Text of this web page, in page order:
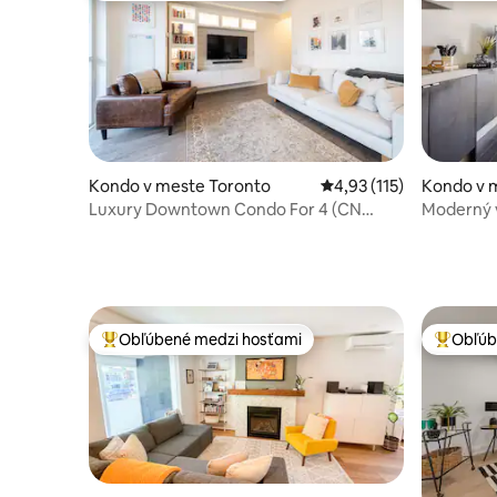
Kondo v meste Toronto Priemerné
4,93 (115)
Luxury Downtown Condo For 4 (CN
Kondo v
Moderný
Rogers
Najobľúbenejšie medzi hosťami
Obľúbené medzi hosťami